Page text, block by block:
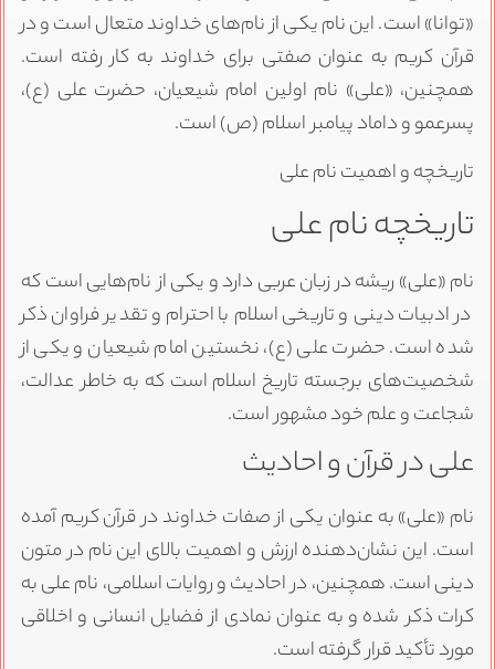
«توانا» است. این نام یکی از نام‌های خداوند متعال است و در
قرآن کریم به عنوان صفتی برای خداوند به کار رفته است.
همچنین، «علی» نام اولین امام شیعیان، حضرت علی (ع)،
پسرعمو و داماد پیامبر اسلام (ص) است.
تاریخچه و اهمیت نام علی
تاریخچه نام علی
نام «علی» ریشه در زبان عربی دارد و یکی از نام‌هایی است که
در ادبیات دینی و تاریخی اسلام با احترام و تقدیر فراوان ذکر
شده است. حضرت علی (ع)، نخستین امام شیعیان و یکی از
شخصیت‌های برجسته تاریخ اسلام است که به خاطر عدالت،
شجاعت و علم خود مشهور است.
علی در قرآن و احادیث
نام «علی» به عنوان یکی از صفات خداوند در قرآن کریم آمده
است. این نشان‌دهنده ارزش و اهمیت بالای این نام در متون
دینی است. همچنین، در احادیث و روایات اسلامی، نام علی به
کرات ذکر شده و به عنوان نمادی از فضایل انسانی و اخلاقی
مورد تأکید قرار گرفته است.